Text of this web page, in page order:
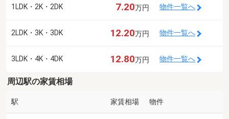
1LDK・2K・2DK 7.20万円 物件一覧へ
2LDK・3K・3DK 12.20万円 物件一覧へ
3LDK・4K・4DK 12.80万円 物件一覧へ
周辺駅の家賃相場
駅 家賃相場 物件